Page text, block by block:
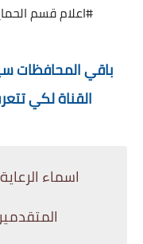
#اعلام قسم
باقي المحافظات
القناة لكي
اسماء